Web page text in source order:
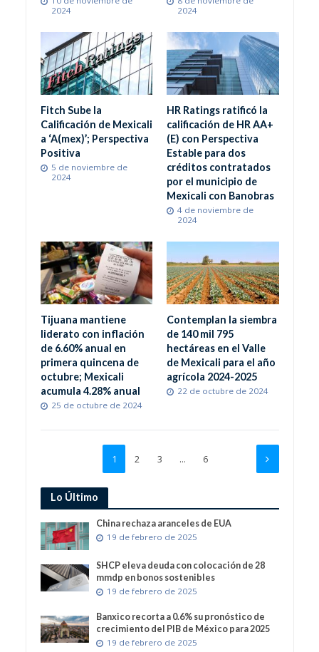
2024
2024
Fitch Sube la
Calificación de Mexicali
a ‘A(mex)’; Perspectiva
Positiva
5 de noviembre de
2024
HR Ratings ratificó la
calificación de HR AA+
(E) con Perspectiva
Estable para dos
créditos contratados
por el municipio de
Mexicali con Banobras
4 de noviembre de
2024
Tijuana mantiene
liderato con inflación
de 6.60% anual en
primera quincena de
octubre; Mexicali
acumula 4.28% anual
25 de octubre de 2024
Contemplan la siembra
de 140 mil 795
hectáreas en el Valle
de Mexicali para el año
agrícola 2024-2025
22 de octubre de 2024
1 2 3 … 6
Lo Último
China rechaza aranceles de EUA
19 de febrero de 2025
SHCP eleva deuda con colocación de 28
mmdp en bonos sostenibles
19 de febrero de 2025
Banxico recorta a 0.6% su pronóstico de
crecimiento del PIB de México para 2025
19 de febrero de 2025